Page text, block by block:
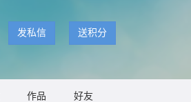
发私信 送积分
作品 好友